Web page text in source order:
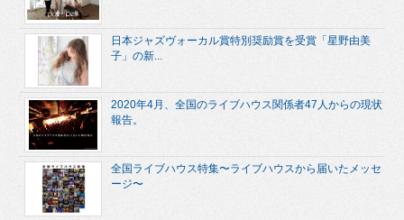
日本ジャズヴォーカル賞特別奨励賞を受賞「星野由美
子」の新...
2020年4月、全国のライブハウス関係者47人からの現状
報告。
全国ライブハウス特集〜ライブハウスから届いたメッセ
ージ〜